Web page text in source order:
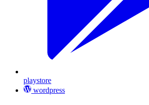
playstore
wordpress